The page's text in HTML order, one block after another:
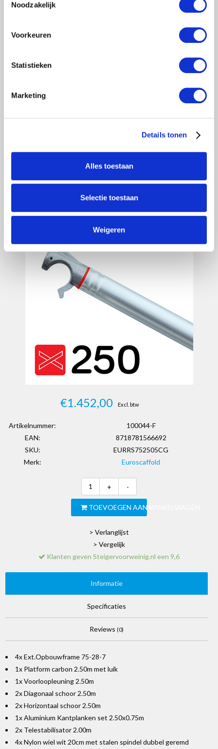
Noodzakelijk
Voorkeuren
Statistieken
Marketing
Details tonen
Alles toestaan
Selectie toestaan
Weigeren
€1.452,00 Excl. btw
Artikelnummer:
100044-F
EAN:
8718781566692
SKU:
EURRS752505CG
Merk:
Euroscaffold
+ -
TOEVOEGEN AAN WINKELWAGEN
> Verlanglijst
> Vergelijk
Klanten geven Steigervoorweinig.nl een 9,6
Informatie
Specificaties
Reviews (0)
4x Ext.Opbouwframe 75-28-7
1x Platform carbon 2.50m met luik
1x Voorloopleuning 2.50m
2x Diagonaal schoor 2.50m
2x Horizontaal schoor 2.50m
1x Aluminium Kantplanken set 2.50x0.75m
2x Telestabilisator 2.00m
4x Nylon wiel wit 20cm met stalen spindel dubbel geremd